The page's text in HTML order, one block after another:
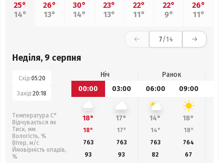
25°
14°
26°
13°
30°
14°
23°
13°
22°
11°
22°
9°
26°
11°
7/14
Неділя, 9 серпня
Схід:05:20
Захід:20:18
Температура С°
Відчувається як
Тиск, мм
Вологість, %
Вітер, м/с
Ймовірність опадів,
%
Ніч
Ранок
00:00
03:00 06:00 09:00
18° 17° 14° 18°
18° 17° 14° 18°
763
763 763 764
93
93 82 67